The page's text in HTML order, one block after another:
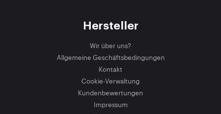
Hersteller
Wir über uns?
Allgemeine Geschäftsbedingungen
Kontakt
Cookie-Verwaltung
Kundenbewertungen
Impressum